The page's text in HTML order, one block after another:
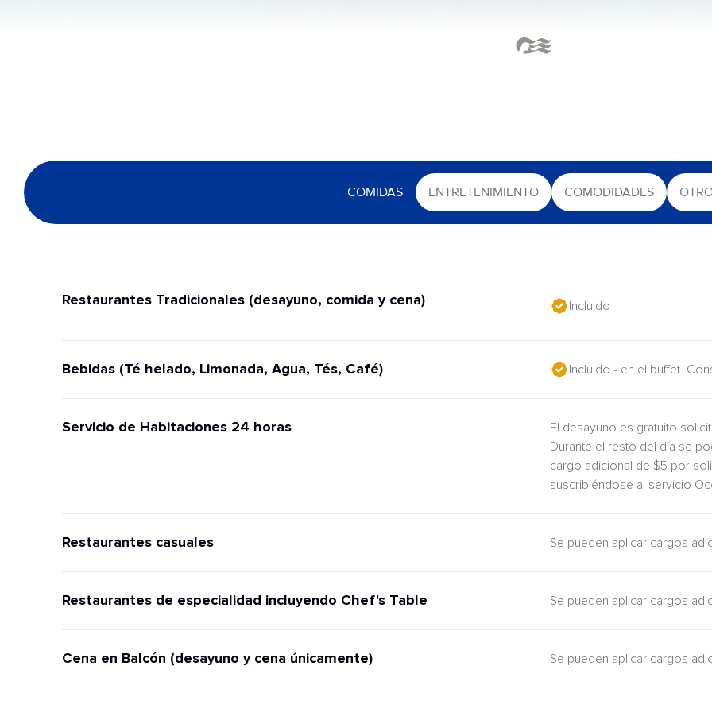
COMIDAS ENTRETENIMIENTO COMODIDADES
Restaurantes Tradicionales (desayuno, comida y cena) Incluido
Bebidas (Té helado, Limonada, Agua, Tés, Café) Incluido - en el buffet.
Servicio de Habitaciones 24 horas
El desayuno es gratuito
Durante el resto del día se
cargo adicional de $5 por
suscribiéndose al servicio
Restaurantes casuales Se pueden aplicar cargos
Restaurantes de especialidad incluyendo Chef's Table Se pueden aplicar cargos
Cena en Balcón (desayuno y cena únicamente) Se pueden aplicar cargos